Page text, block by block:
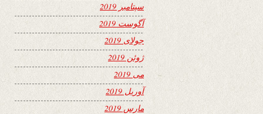
سپتامبر 2019
آگوست 2019
جولای 2019
ژوئن 2019
می 2019
آوریل 2019
مارس 2019